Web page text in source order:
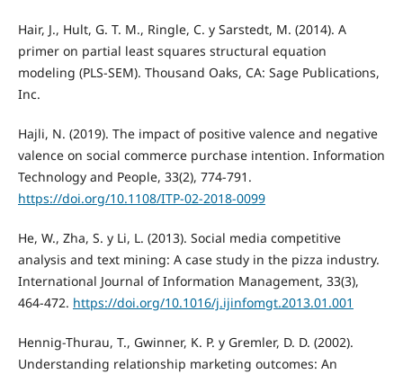
Hair, J., Hult, G. T. M., Ringle, C. y Sarstedt, M. (2014). A
primer on partial least squares structural equation
modeling (PLS-SEM). Thousand Oaks, CA: Sage Publications,
Inc.
Hajli, N. (2019). The impact of positive valence and negative
valence on social commerce purchase intention. Information
Technology and People, 33(2), 774-791.
https://doi.org/10.1108/ITP-02-2018-0099
He, W., Zha, S. y Li, L. (2013). Social media competitive
analysis and text mining: A case study in the pizza industry.
International Journal of Information Management, 33(3),
464-472. https://doi.org/10.1016/j.ijinfomgt.2013.01.001
Hennig-Thurau, T., Gwinner, K. P. y Gremler, D. D. (2002).
Understanding relationship marketing outcomes: An